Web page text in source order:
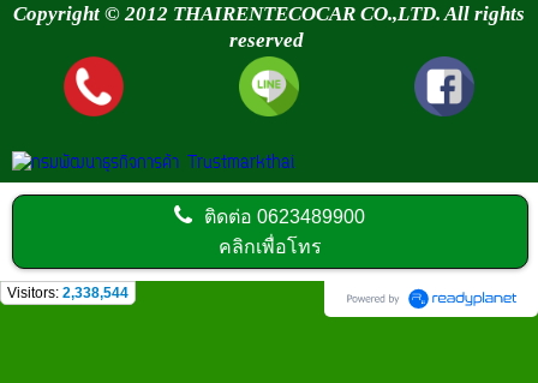
Copyright © 2012 THAIRENTECOCAR CO.,LTD. All rights
reserved
ติดต่อ0623489900
คลิกเพื่อโทร
Visitors: 2,338,544